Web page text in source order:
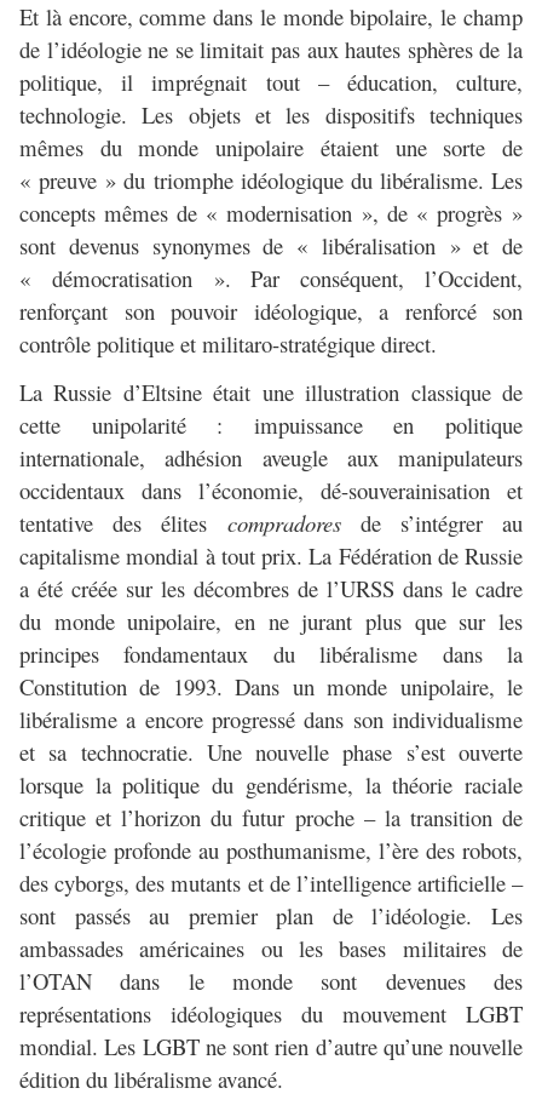
Et là encore, comme dans le monde bipolaire, le champ
de l’idéologie ne se limitait pas aux hautes sphères de la
politique, il imprégnait tout – éducation, culture,
technologie. Les objets et les dispositifs techniques
mêmes du monde unipolaire étaient une sorte de
« preuve » du triomphe idéologique du libéralisme. Les
concepts mêmes de « modernisation », de « progrès »
sont devenus synonymes de « libéralisation » et de
« démocratisation ». Par conséquent, l’Occident,
renforçant son pouvoir idéologique, a renforcé son
contrôle politique et militaro-stratégique direct.
La Russie d’Eltsine était une illustration classique de
cette unipolarité : impuissance en politique
internationale, adhésion aveugle aux manipulateurs
occidentaux dans l’économie, dé-souverainisation et
tentative des élites compradoresde s’intégrer au
capitalisme mondial à tout prix. La Fédération de Russie
a été créée sur les décombres de l’URSS dans le cadre
du monde unipolaire, en ne jurant plus que sur les
principes fondamentaux du libéralisme dans la
Constitution de 1993. Dans un monde unipolaire, le
libéralisme a encore progressé dans son individualisme
et sa technocratie. Une nouvelle phase s’est ouverte
lorsque la politique du gendérisme, la théorie raciale
critique et l’horizon du futur proche – la transition de
l’écologie profonde au posthumanisme, l’ère des robots,
des cyborgs, des mutants et de l’intelligence artificielle –
sont passés au premier plan de l’idéologie. Les
ambassades américaines ou les bases militaires de
l’OTAN dans le monde sont devenues des
représentations idéologiques du mouvement LGBT
mondial. Les LGBT ne sont rien d’autre qu’une nouvelle
édition du libéralisme avancé.